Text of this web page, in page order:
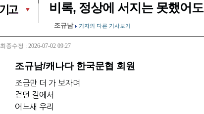
비록, 정상에 서지는 못했어도
조규남 기자의 다른 기사보기
최종수정 : 2026-07-02 09:27
조규남/캐나다 한국문협 회원
조금만 더 가 보자며
걷던 길에서
어느새 우리